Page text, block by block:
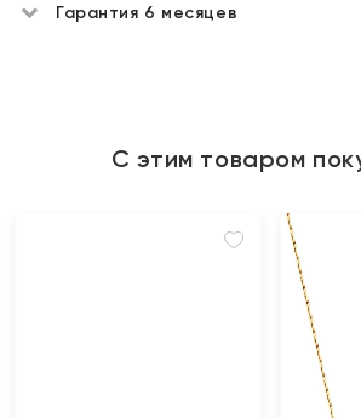
Гарантия 6 месяцев
С этим товаром